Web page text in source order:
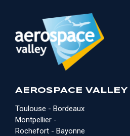
AEROSPACE VALLEY
Toulouse - Bordeaux
Montpellier -
Rochefort - Bayonne